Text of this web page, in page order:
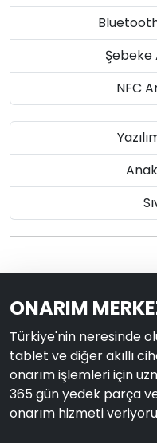
Şebeke
NFC
ONARIM
Türkiye'nin neresinde
tablet ve diğer akıllı
onarım işlemleri için
365 gün yedek parça
onarım hizmeti